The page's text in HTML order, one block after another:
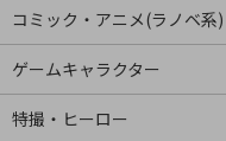
コミック・アニメ(ラノベ系)
ゲームキャラクター
特撮・ヒーロー